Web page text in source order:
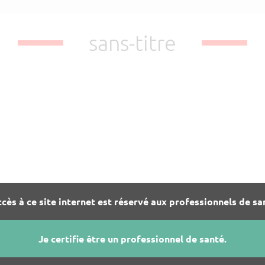
à ce site internet est réservé aux professionnels de
Je certifie être un professionnel de santé.
sans-titre